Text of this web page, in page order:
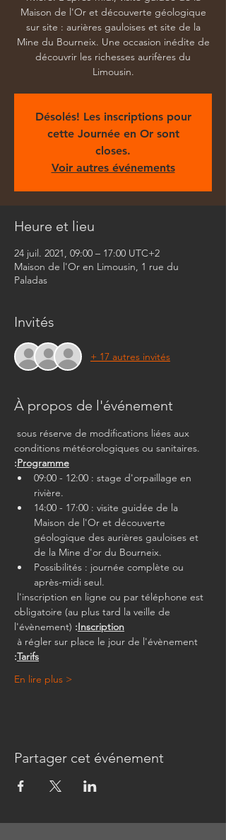
Maison de l'Or et découverte géologique
sur site : aurières gauloises et site de la
Mine du Bourneix. Une occasion inédite de
découvrir les richesses aurifères du
Limousin.
Désolés! Les inscriptions pour
cette Journée en Or sont
closes.
Voir autres événements
Heure et lieu
24 juil. 2021, 09:00 – 17:00 UTC+2
Maison de l'Or en Limousin, 1 rue du
Paladas
Invités
+ 17 autres invités
À propos de l'événement
conditions météorologiques ou sanitaires.
:Programme
09:00 - 12:00 : stage d'orpaillage en
rivière.
14:00 - 17:00 : visite guidée de la
Maison de l'Or et découverte
géologique des aurières gauloises et
de la Mine d'or du Bourneix.
Possibilités : journée complète ou
après-midi seul.
obligatoire (au plus tard la veille de
l'évènement) :Inscription
à régler sur place le jour de l'évènement
:Tarifs
En lire plus >
Partager cet événement